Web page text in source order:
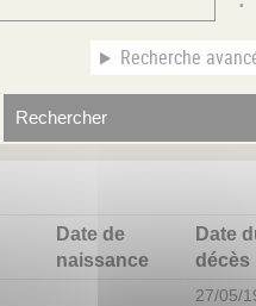
Recherche
Date de
naissance
Date
décès
27/05/